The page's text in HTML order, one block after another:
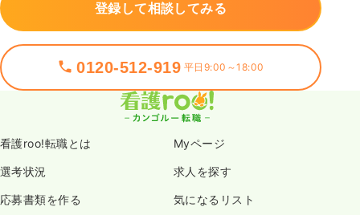
登録して相談してみる
0120-512-919 平日9:00～18:00
看護roo!転職とは Myページ
選考状況 求人を探す
応募書類を作る 気になるリスト